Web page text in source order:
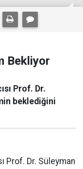
Bekliyor
Prof. Dr.
beklediğini
Prof. Dr. Süleyman